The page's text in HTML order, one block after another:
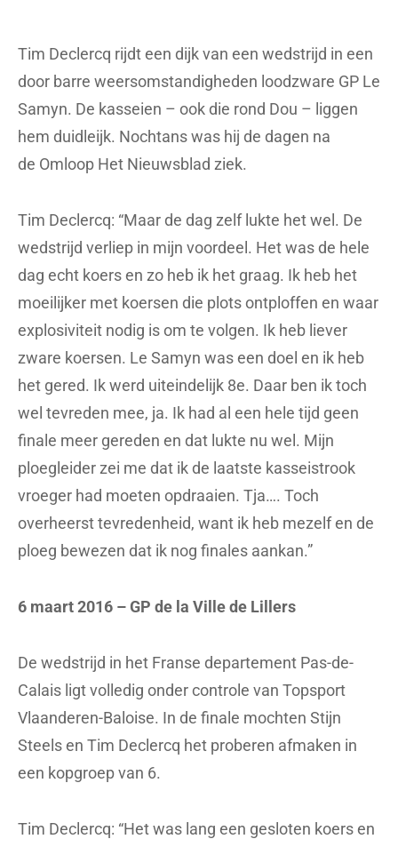
Tim Declercq rijdt een dijk van een wedstrijd in een
door barre weersomstandigheden loodzware GP Le
Samyn. De kasseien – ook die rond Dou – liggen
hem duidleijk. Nochtans was hij de dagen na
de Omloop Het Nieuwsblad ziek.
Tim Declercq: “Maar de dag zelf lukte het wel. De
wedstrijd verliep in mijn voordeel. Het was de hele
dag echt koers en zo heb ik het graag. Ik heb het
moeilijker met koersen die plots ontploffen en waar
explosiviteit nodig is om te volgen. Ik heb liever
zware koersen. Le Samyn was een doel en ik heb
het gered. Ik werd uiteindelijk 8e. Daar ben ik toch
wel tevreden mee, ja. Ik had al een hele tijd geen
finale meer gereden en dat lukte nu wel. Mijn
ploegleider zei me dat ik de laatste kasseistrook
vroeger had moeten opdraaien. Tja…. Toch
overheerst tevredenheid, want ik heb mezelf en de
ploeg bewezen dat ik nog finales aankan.”
6 maart 2016 – GP de la Ville de Lillers
De wedstrijd in het Franse departement Pas-de-
Calais ligt volledig onder controle van Topsport
Vlaanderen-Baloise. In de finale mochten Stijn
Steels en Tim Declercq het proberen afmaken in
een kopgroep van 6.
Tim Declercq: “Het was lang een gesloten koers en